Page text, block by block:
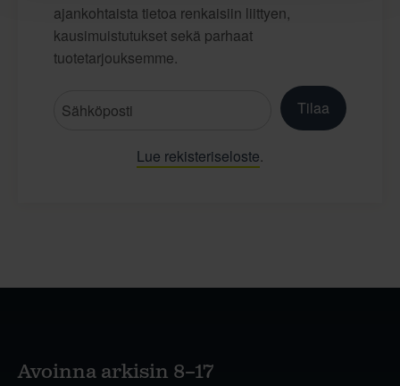
ajankohtaista tietoa renkaisiin liittyen,
kausimuistutukset sekä parhaat
tuotetarjouksemme.
Tilaa
Lue rekisteriseloste.
Avoinna arkisin 8–17